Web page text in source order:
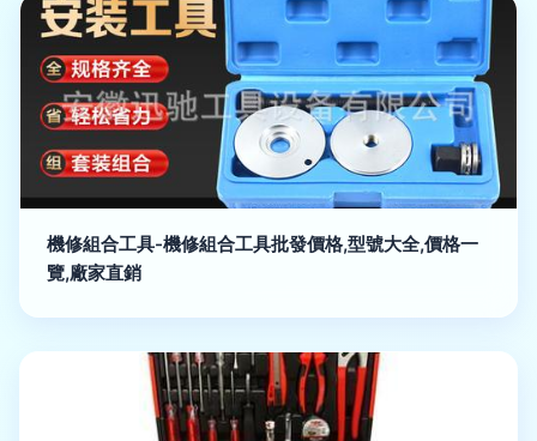
機修組合工具-機修組合工具批發價格,型號大全,價格一
覽,廠家直銷